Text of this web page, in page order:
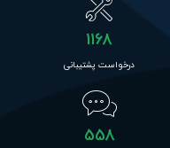
1168
درخواست پشتیبانی
558